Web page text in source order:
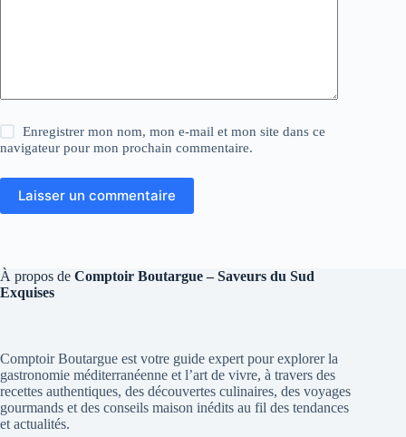
Enregistrer mon nom, mon e-mail et mon site dans ce
navigateur pour mon prochain commentaire.
Laisser un commentaire
À propos de Comptoir Boutargue – Saveurs du Sud
Exquises
Comptoir Boutargue est votre guide expert pour explorer la
gastronomie méditerranéenne et l’art de vivre, à travers des
recettes authentiques, des découvertes culinaires, des voyages
gourmands et des conseils maison inédits au fil des tendances
et actualités.